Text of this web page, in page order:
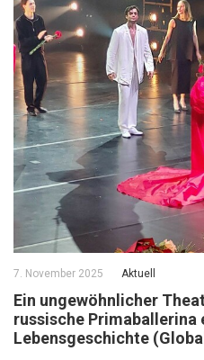
7. November 2025 Aktuell
Ein ungewöhnlicher
russische Primaballerina
Lebensgeschichte